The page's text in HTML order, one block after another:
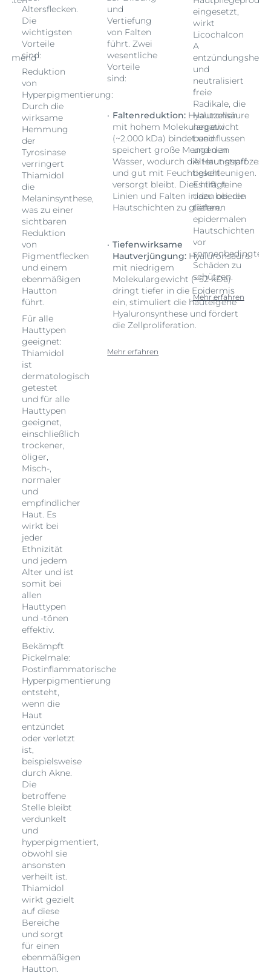
Altersflecken.
Die
wichtigsten
Vorteile
sind:
Reduktion
von
Hyperpigmentierung:
Durch die
wirksame
Hemmung
der
Tyrosinase
verringert
Thiamidol
die
Melaninsynthese,
was zu einer
sichtbaren
Reduktion
von
Pigmentflecken
und einem
ebenmäßigen
Hautton
führt.
Für alle
Hauttypen
geeignet:
Thiamidol
ist
dermatologisch
getestet
und für alle
Hauttypen
geeignet,
einschließlich
trockener,
öliger,
Misch-,
normaler
und
empfindlicher
Haut. Es
wirkt bei
jeder
Ethnizität
und jedem
Alter und ist
somit bei
allen
Hauttypen
und -tönen
effektiv.
Bekämpft
Pickelmale:
Postinflammatorische
Hyperpigmentierung
entsteht,
wenn die
Haut
entzündet
oder verletzt
ist,
beispielsweise
durch Akne.
Die
betroffene
Stelle bleibt
verdunkelt
und
hyperpigmentiert,
obwohl sie
ansonsten
verheilt ist.
Thiamidol
wirkt gezielt
auf diese
Bereiche
und sorgt
für einen
ebenmäßigen
Hautton.
und
Vertiefung
von Falten
führt. Zwei
wesentliche
Vorteile
sind:
Faltenreduktion: Hyaluronsäure
mit hohem Molekulargewicht
(~2.000 kDa) bindet und
speichert große Mengen an
Wasser, wodurch die Haut straff
und gut mit Feuchtigkeit
versorgt bleibt. Dies hilft, feine
Linien und Falten in den oberen
Hautschichten zu glätten.
Tiefenwirksame
Hautverjüngung: Hyaluronsäure
mit niedrigem
Molekulargewicht (~52 kDa)
dringt tiefer in die Epidermis
ein, stimuliert die hauteigene
Hyaluronsynthese und fördert
die Zellproliferation.
Mehr erfahren
eingesetzt,
wirkt
Licochalcon
A
und
neutralisiert
freie
Radikale, die
Hautzellen
negativ
beeinflussen
und den
Alterungsprozess
beschleunigen.
Es trägt
dazu bei, die
tieferen
epidermalen
Hautschichten
vor
sonnenbedingten
Schäden zu
schützen.
Mehr erfahren